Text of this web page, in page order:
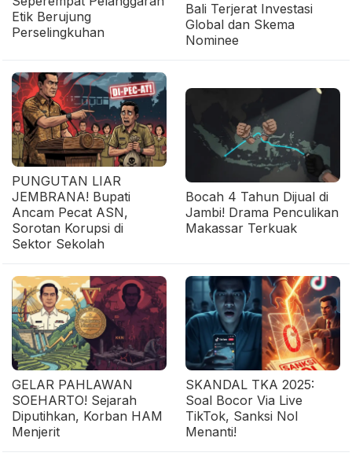
Etik Berujung
Perselingkuhan
Bali Terjerat Investasi
Global dan Skema
Nominee
PUNGUTAN LIAR
JEMBRANA! Bupati
Ancam Pecat ASN,
Sorotan Korupsi di
Sektor Sekolah
Bocah 4 Tahun Dijual di
Jambi! Drama Penculikan
Makassar Terkuak
GELAR PAHLAWAN
SOEHARTO! Sejarah
Diputihkan, Korban HAM
Menjerit
SKANDAL TKA 2025:
Soal Bocor Via Live
TikTok, Sanksi Nol
Menanti!